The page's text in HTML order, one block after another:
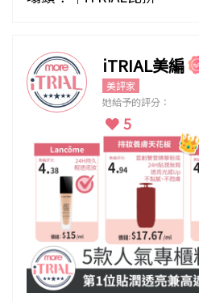
iTRIAL美編
美評家
她給予的評分：
5